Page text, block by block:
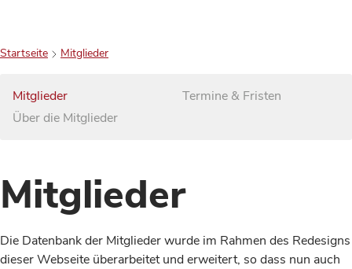
Startseite Mitglieder
Mitglieder
Über die Mitglieder
Termine & Fristen
Mitglieder
Die Datenbank der Mitglieder wurde im Rahmen des Redesigns
dieser Webseite überarbeitet und erweitert, so dass nun auch